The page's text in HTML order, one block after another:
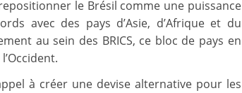
le Brésil comme une puissance
avec des pays d’Asie, d’Afrique et du
au sein des BRICS, ce bloc de pays en
à créer une devise alternative pour les